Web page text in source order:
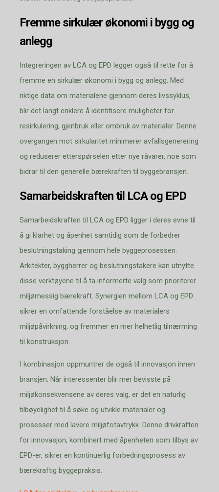
Fremme sirkulær økonomi i bygg og
anlegg
Integreringen av LCA og EPD legger også til rette for å
fremme en sirkulær økonomi i bygg og anlegg. Med
riktige data om materialene gjennom deres livssyklus,
blir det langt enklere å identifisere muligheter for
resirkulering, gjenbruk eller ombruk av materialer. Denne
overgangen mot sirkularitet minimerer avfallsgenerering
og reduserer etterspørselen etter nye råvarer, noe som
bidrar til den generelle bærekraften til byggebransjen.
Samarbeidskraften til LCA og EPD
Samarbeidskraften til LCA og EPD ligger i deres evne til
å gi klarhet og åpenhet samtidig som de forbedrer
beslutningstaking gjennom hele byggeprosessen.
Arkitekter, byggherrer og beslutningstakere kan utnytte
disse verktøyene til å ta informerte valg som prioriterer
miljømessig bærekraft. Synergien mellom LCA og EPD
sikrer en omfattende forståelse av materialers
miljøpåvirkning, og fremmer en mer helhetlig tilnærming
til konstruksjon.
I kombinasjon oppmuntrer de også til innovasjon innen
bransjen. Når interessenter blir mer bevisste på
miljøkonsekvensene av deres valg, er det en naturlig
tilbøyelighet til å søke og utvikle materialer og
prosesser med lavere miljøfotavtrykk. Denne drivkraften
for innovasjon, kombinert med åpenheten som tilbys av
EPD-er, sikrer en kontinuerlig forbedringsprosess av
bærekraftig byggepraksis.